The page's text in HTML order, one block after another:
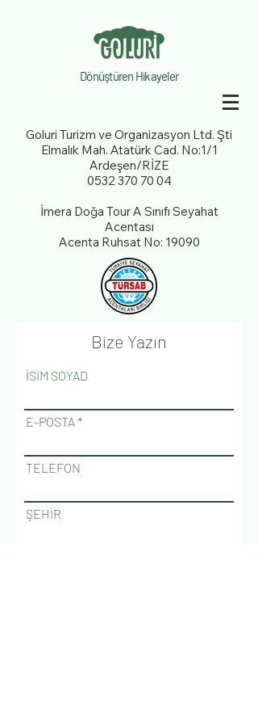
Dönüştüren Hikayeler
Goluri Turizm ve Organizasyon Ltd. Şti
Elmalık Mah. Atatürk Cad. No:1/1
Ardeşen/RİZE
0532 370 70 04
İmera Doğa Tour A Sınıfı Seyahat
Acentası
Acenta Ruhsat No: 19090
Bize Yazın
İSİM SOYAD
E-POSTA
TELEFON
ŞEHİR